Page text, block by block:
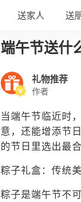
送家人 送
端午节送什
礼物推荐
作者
当端午节临近时
意，还能增添节
的节日里选出最
粽子礼盒：传统
粽子是端午节不